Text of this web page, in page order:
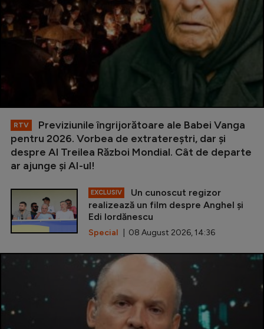
RTV
Previziunile îngrijorătoare ale Babei Vanga
pentru 2026. Vorbea de extratereștri, dar și
despre Al Treilea Război Mondial. Cât de departe
ar ajunge și AI-ul!
EXCLUSIV
Un cunoscut regizor
realizează un film despre Anghel și
Edi Iordănescu
Special | 08 August 2026, 14:36